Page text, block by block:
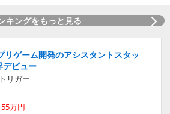
キングをもっと見る
リゲーム開発のアシスタントスタッ
ビュー
リガー
万円